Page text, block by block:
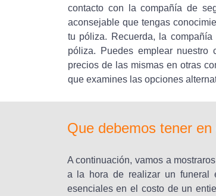
contacto con la compañía de
aconsejable que tengas
tu póliza. Recuerda, la
póliza. Puedes emplear nuestro
precios de las mismas en otras
que examines las opciones
Que debemos tener
A continuación, vamos a
a la hora de realizar un funeral
esenciales en el costo de un